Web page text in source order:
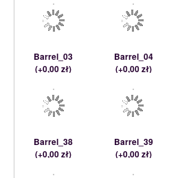
Barrel_03
(+0,00 zł)
Barrel_04
(+0,00 zł)
Barrel_38
(+0,00 zł)
Barrel_39
(+0,00 zł)